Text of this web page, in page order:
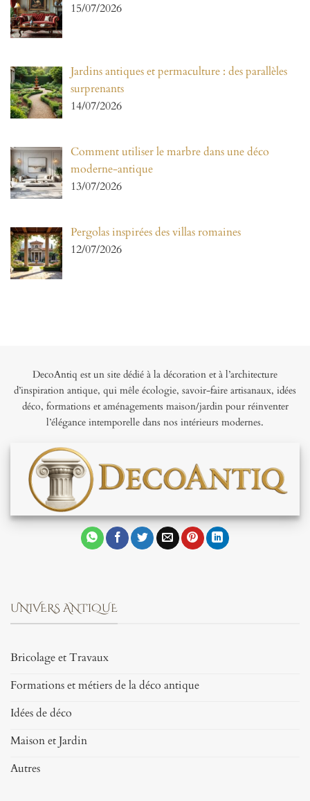
15/07/2026
Jardins antiques et permaculture : des parallèles
surprenants
14/07/2026
Comment utiliser le marbre dans une déco
moderne-antique
13/07/2026
Pergolas inspirées des villas romaines
12/07/2026
DecoAntiq est un site dédié à la décoration et à l’architecture
d’inspiration antique, qui mêle écologie, savoir-faire artisanaux, idées
déco, formations et aménagements maison/jardin pour réinventer
l’élégance intemporelle dans nos intérieurs modernes.
UNIVERS ANTIQUE
Bricolage et Travaux
Formations et métiers de la déco antique
Idées de déco
Maison et Jardin
Autres